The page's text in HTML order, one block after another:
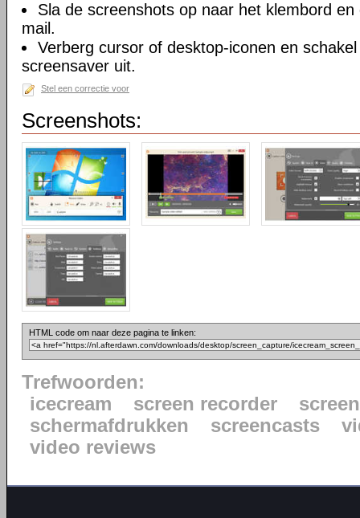
Sla de screenshots op naar het klembord
mail.
Verberg cursor of desktop-iconen en
screensaver uit.
Stel een correctie voor
Screenshots:
HTML code om naar deze pagina te linken:
Trefwoorden:
icecream
screen recorder
schermafdrukken
screencasts
video reviews